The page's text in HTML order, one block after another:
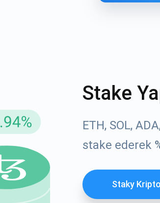
Stake
ETH, SOL,
stake ederek
Staky Kripto
Atomic
için Abone Ol
ve kripto kılavuzlarını ilk